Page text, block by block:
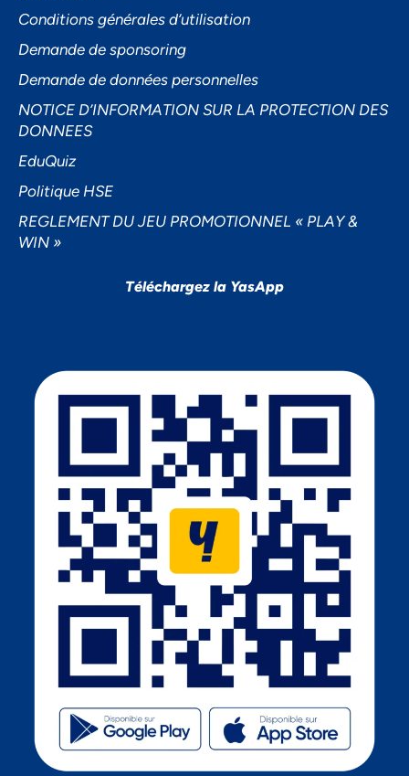
Conditions générales d’utilisation
Demande de sponsoring
Demande de données personnelles
NOTICE D’INFORMATION SUR LA PROTECTION DES
DONNEES
EduQuiz
Politique HSE
REGLEMENT DU JEU PROMOTIONNEL « PLAY &
WIN »
Téléchargez la YasApp
Accepter
Decline